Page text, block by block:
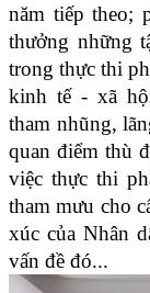
năm tiếp theo;
thưởng những
trong thực thi
kinh tế - xã
tham nhũng,
quan điểm thù
việc thực thi
tham mưu cho
xúc của Nhân
vấn đề đó...